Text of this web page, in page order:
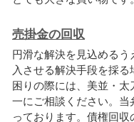
売掛金の回収
円滑な解決を見込めるう
入させる解決手段を採
困りの際には、美並・
一にご相談ください。
っております。債権回収